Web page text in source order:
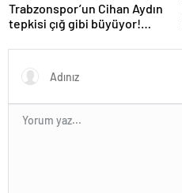
Trabzonspor’un Cihan Aydın
tepkisi çığ gibi büyüyor!